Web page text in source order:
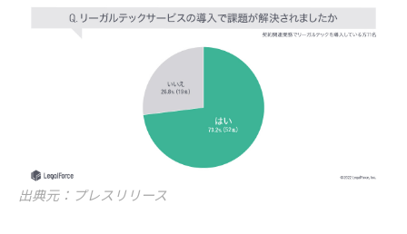
出典元：プレスリリース